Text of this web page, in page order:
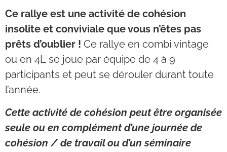
Ce rallye est une activité de cohésion
insolite et conviviale que vous n’êtes pas
prêts d’oublier ! Ce rallye en combi vintage
ou en 4L se joue par équipe de 4 à 9
participants et peut se dérouler durant toute
l’année.
Cette activité de cohésion peut être organisée
seule ou en complément d’une journée de
cohésion / de travail ou d’un séminaire